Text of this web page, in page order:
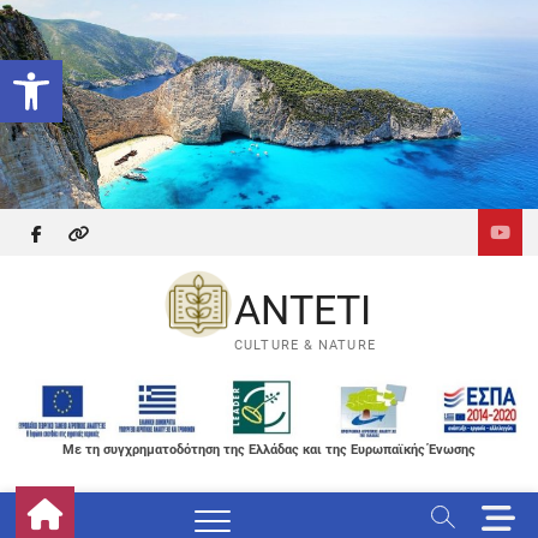
Ανοίξτε τη γραμμή εργαλείων
Skip
to
content
facebook
themefreesia
ANTETI
CULTURE & NATURE
Με τη συγχρηματοδότηση της Ελλάδας και της Ευρωπαϊκής Ένωσης
M
e